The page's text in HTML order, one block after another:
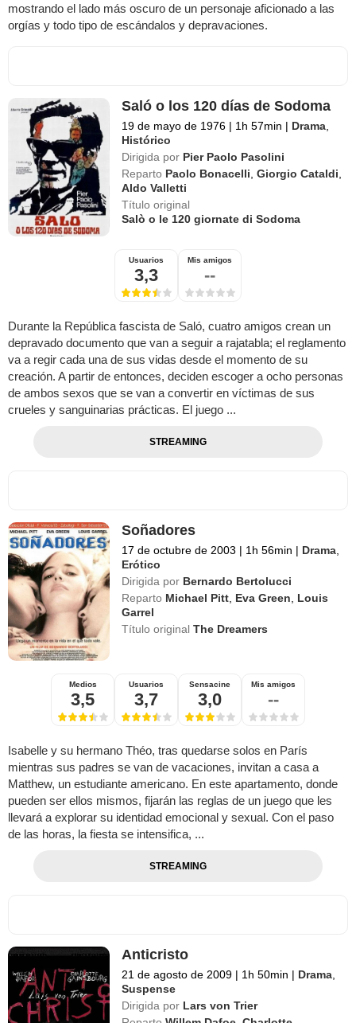
mostrando el lado más oscuro de un personaje aficionado a las
orgías y todo tipo de escándalos y depravaciones.
Saló o los 120 días de Sodoma
19 de mayo de 1976 | 1h 57min | Drama
Histórico
Dirigida por Pier Paolo Pasolini
Reparto Paolo Bonacelli ,Giorgio Cataldi
Aldo Valletti
Título original
Salò o le 120 giornate di Sodoma
Usuarios
3,3
Mis amigos
--
Durante la República fascista de Saló, cuatro amigos crean un
depravado documento que van a seguir a rajatabla; el reglamento
va a regir cada una de sus vidas desde el momento de su
creación. A partir de entonces, deciden escoger a ocho personas
de ambos sexos que se van a convertir en víctimas de sus
crueles y sanguinarias prácticas. El juego ...
STREAMING
Soñadores
17 de octubre de 2003 | 1h 56min | Drama
Erótico
Dirigida por Bernardo Bertolucci
Reparto Michael Pitt Eva Green
Louis
Garrel
Título originalThe Dreamers
Medios
3,5
Usuarios
3,7
Sensacine
3,0
Mis amigos
--
Isabelle y su hermano Théo, tras quedarse solos en París
mientras sus padres se van de vacaciones, invitan a casa a
Matthew, un estudiante americano. En este apartamento, donde
pueden ser ellos mismos, fijarán las reglas de un juego que les
llevará a explorar su identidad emocional y sexual. Con el paso
de las horas, la fiesta se intensifica, ...
STREAMING
Anticristo
21 de agosto de 2009 | 1h 50min | Drama
Suspense
Dirigida por Lars von Trier